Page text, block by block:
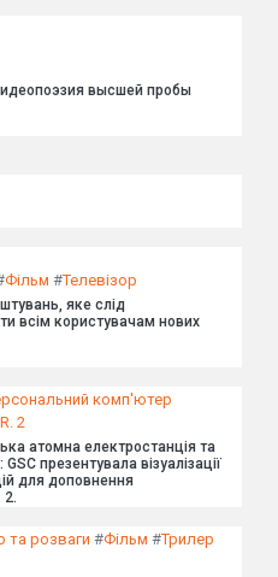
высшей пробы
Фільм #Телевізор
яке слід
всім користувачам нових
комп'ютер
2
атомна електростанція та
GSC презентувала візуалізації
для доповнення
2.
та розваги #Фільм #Трилер